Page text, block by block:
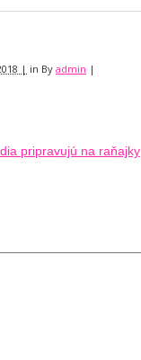
| in By admin |
pripravujú na raňajky